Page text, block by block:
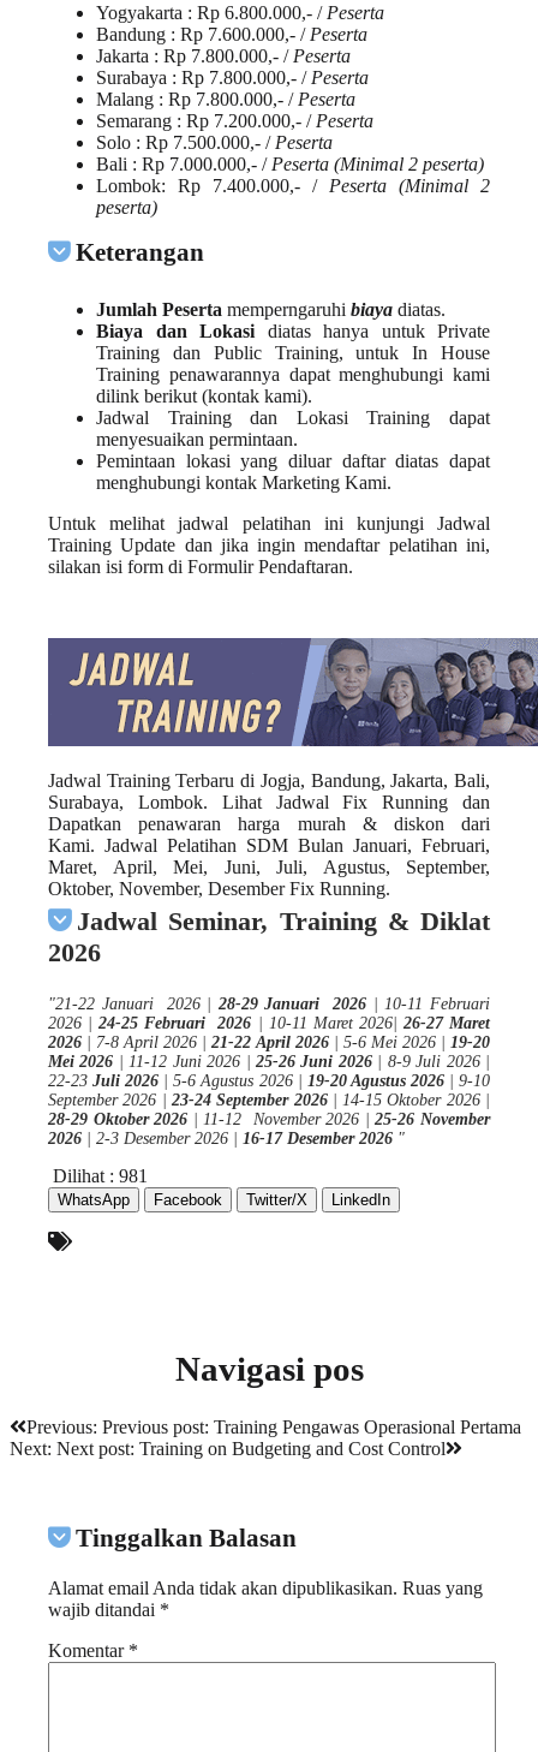
Yogyakarta : Rp 6.800.000,- / Peserta
Bandung : Rp 7.600.000,- / Peserta
Jakarta : Rp 7.800.000,- / Peserta
Surabaya : Rp 7.800.000,- / Peserta
Malang : Rp 7.800.000,- / Peserta
Semarang : Rp 7.200.000,- / Peserta
Solo : Rp 7.500.000,- / Peserta
Bali : Rp 7.000.000,- / Peserta (Minimal 2 peserta)
Lombok: Rp 7.400.000,- / Peserta (Minimal 2
peserta)
Keterangan
Jumlah Peserta memperngaruhi biaya diatas.
Biaya dan Lokasi diatas hanya untuk Private
Training dan Public Training, untukIn House
Training penawarannya dapat menghubungi kami
dilink berikut (kontak kami).
Jadwal Trainingdan Lokasi Training dapat
menyesuaikan permintaan.
Pemintaan lokasi yang diluar daftar diatas dapat
menghubungi kontak Marketing Kami.
Untuk melihat jadwal pelatihan ini kunjungiJadwal
Training Update dan jika ingin mendaftar pelatihan ini,
silakan isi form di Formulir Pendaftaran.
Jadwal Training Terbaru di Jogja, Bandung,Jakarta,Bali,
Surabaya, Lombok. Lihat JadwalFix Running dan
Dapatkan penawaran harga murah & diskon dari
Kami. Jadwal Pelatihan SDM Bulan Januari, Februari,
Maret, April, Mei, Juni, Juli, Agustus, September,
Oktober, November, Desember Fix Running.
Jadwal Seminar, Training & Diklat
2026
"21-22 Januari 2026 | 28-29 Januari 2026
| 10-11 Februari
2026 |
24-25 Februari 2026 | 10-11 Maret 2026| 26-27 Maret
2026
| 7-8 April 2026 |21-22 April 2026 | 5-6 Mei 2026 |
19-20
Mei 2026 | 11-12 Juni 2026 |25-26 Juni 2026
| 8-9 Juli 2026 |
22-23 Juli 2026 | 5-6 Agustus 2026 | 19-20 Agustus 2026
| 9-10
September 2026 | 23-24 September 2026
| 14-15 Oktober 2026 |
28-29 Oktober 2026 | 11-12 November 2026 |25-26 November
2026 | 2-3 Desember 2026 | 16-17 Desember 2026 "
Dilihat : 981
WhatsApp Facebook Twitter/X LinkedIn
Navigasi pos
Previous: Previous post: Training Pengawas Operasional Pertama
Next: Next post: Training on Budgeting and Cost Control
Tinggalkan Balasan
Alamat email Anda tidak akan dipublikasikan. Ruas yang
wajib ditandai *
Komentar *